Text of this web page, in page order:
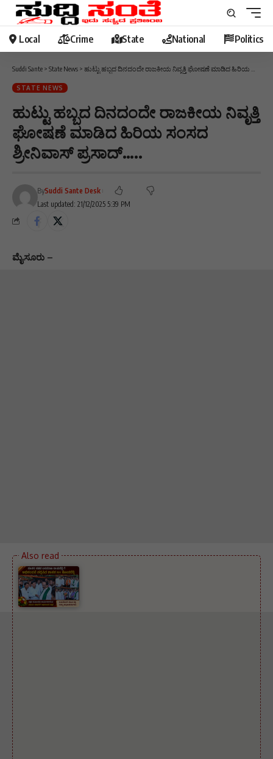
Local Crime State National Politics
Suddi Sante > State News > ಹುಟ್ಟು ಹಬ್ಬದ ದಿನದಂದೇ ರಾಜಕೀಯ ನಿವೃತ್ತಿ ಘೋಷಣೆ ಮಾಡಿದ ಹಿರಿಯ ಸಂಸದ ಶ್ರೀನಿವಾಸ್ ಪ್ರಸಾದ್…..
STATE NEWS
ಹುಟ್ಟು ಹಬ್ಬದ ದಿನದಂದೇ ರಾಜಕೀಯ ನಿವೃತ್ತಿ
ಘೋಷಣೆ ಮಾಡಿದ ಹಿರಿಯ ಸಂಸದ
ಶ್ರೀನಿವಾಸ್ ಪ್ರಸಾದ್…..
Last updated: 21/12/2025 5:39 PM
BySuddi Sante Desk
ಮೈಸೂರು –